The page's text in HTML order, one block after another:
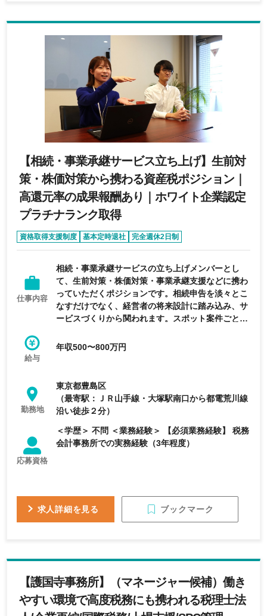
【相続・事業承継サービス立ち上げ】生前対
策・株価対策から携わる資産税ポジション｜
高還元率の成果報酬あり｜ホワイト企業認定
プラチナランク取得
資格取得支援制度 基本定時退社
完全週休2日制
年間休日120日以上
服装自由
仕事内容
相続・事業承継サービスの立ち上げメンバーとし
て、生前対策・株価対策・事業承継支援などに携わ
っていただくポジションです。相続申告を淡々とこ
なすだけでなく、経営者の将来設計に踏み込み、サ
ービスづくりから関われます。スポット案件ごとの
る環境です。ホワイト企業認定プラチナランクも取
給与
年収500〜800万円
勤務地
東京都豊島区
（最寄駅：ＪＲ山手線・大塚駅南口から都電荒川線
沿い徒歩２分）
応募資格
＜学歴＞ 不問 ＜業務経験＞ 【必須業務経験】 税務
会計事務所での実務経験（3年程度）
求人詳細を見る ブックマーク
【護国寺事務所】（マネージャー候補）働き
やすい環境で高度税務にも携われる税理士法